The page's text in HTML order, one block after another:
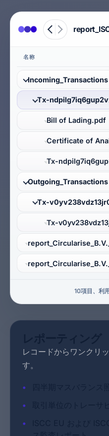
名称
Incoming_Transactions
Tx-
Bill of Lading.pdf
Certificate of
Outgoing_Transactions
Tx-
10項目、利
レコードからワンクリ
す。
•
•
•